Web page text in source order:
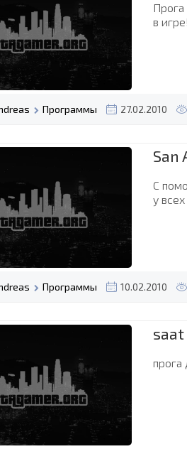
в
Программы 27.02.2010
San
С
у
Программы 10.02.2010
saat